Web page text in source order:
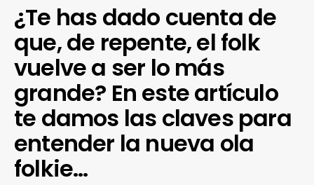
¿Te has dado cuenta de
que, de repente, el folk
vuelve a ser lo más
grande? En este artículo
te damos las claves para
entender la nueva ola
folkie…